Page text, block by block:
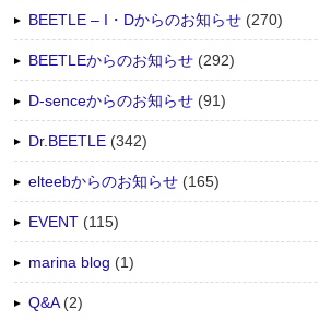
BEETLE – I・Dからのお知らせ (270)
BEETLEからのお知らせ (292)
D-senceからのお知らせ (91)
Dr.BEETLE (342)
elteebからのお知らせ (165)
EVENT (115)
marina blog (1)
Q&A(2)